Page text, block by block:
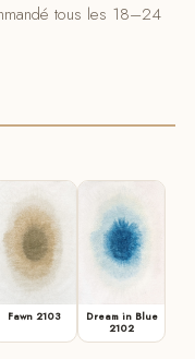
tous les 18–24
Fawn 2103
Dream in Blue
2102